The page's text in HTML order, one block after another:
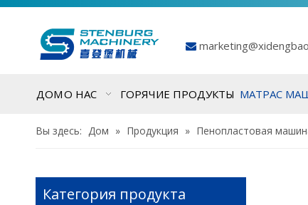

ДОМО НАС ГОРЯЧИЕ ПРОДУКТЫ МАТРАС
Вы здесь: Дом » Продукция » Пенопластовая
Категория продукта